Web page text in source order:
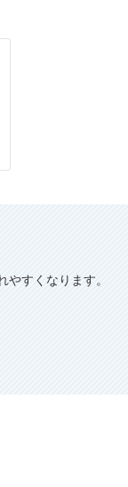
すくなります。